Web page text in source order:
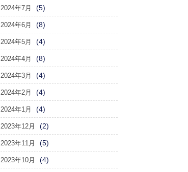
2024年7月 (5)
2024年6月 (8)
2024年5月 (4)
2024年4月 (8)
2024年3月 (4)
2024年2月 (4)
2024年1月 (4)
2023年12月 (2)
2023年11月 (5)
2023年10月 (4)